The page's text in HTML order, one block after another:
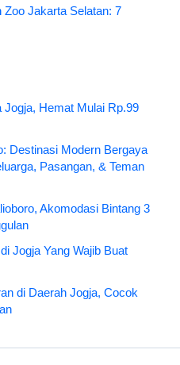
Zoo Jakarta Selatan: 7
Jogja, Hemat Mulai Rp.99
Destinasi Modern Bergaya
Pasangan, & Teman
Akomodasi Bintang 3
Jogja Yang Wajib Buat
di Daerah Jogja, Cocok